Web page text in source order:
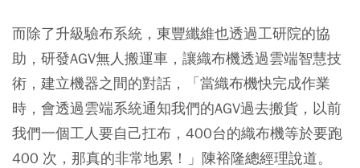
而除了升級驗布系統，東豐纖維也透過工研院的協
助，研發AGV無人搬運車，讓織布機透過雲端智慧技
術，建立機器之間的對話，「當織布機快完成作業
時，會透過雲端系統通知我們的AGV過去搬貨，以前
我們一個工人要自己扛布，400台的織布機等於要跑
400 次，那真的非常地累！」陳裕隆總經理說道。